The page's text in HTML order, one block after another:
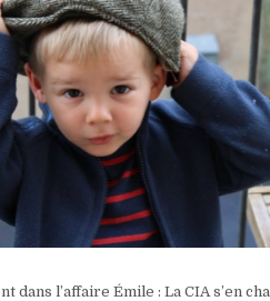
dans l’affaire Émile : La CIA s’en